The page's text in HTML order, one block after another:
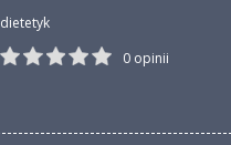
dietetyk
0 opinii